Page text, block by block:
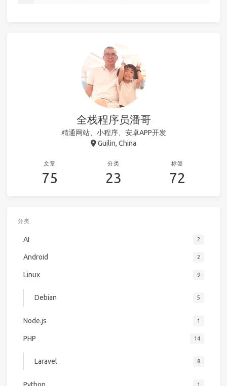
全栈程序员潘哥
精通网站、小程序、安卓APP开发
Guilin, China
文章
75
分类
23
标签
72
分类
AI 2
Android 2
Linux 9
Debian 5
Node.js 1
PHP 14
Laravel 8
1